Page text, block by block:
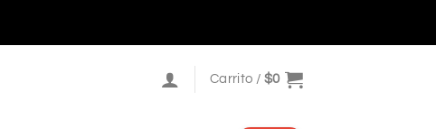
Carrito /$0